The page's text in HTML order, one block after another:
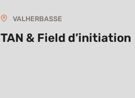
VALHERBASSE
TAN & Field d’initiation